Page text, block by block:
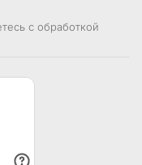
с обработкой